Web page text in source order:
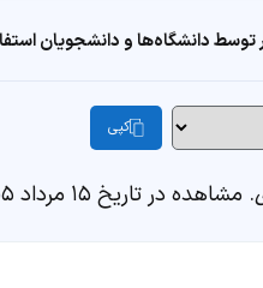
دانشگاه‌ها و دانشجویان
کپی
. مشاهده در تاریخ ۱۵ مرداد ۱۴۰۵، از https://fastdic.com/word/humane